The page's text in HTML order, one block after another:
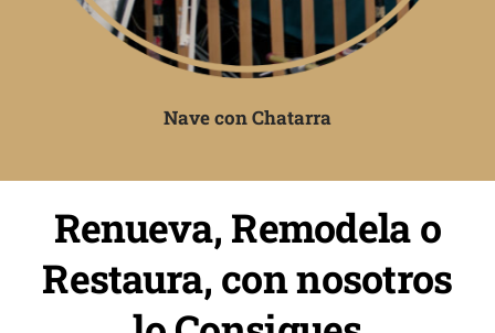
Nave con Chatarra
Renueva, Remodela o
Restaura, con nosotros